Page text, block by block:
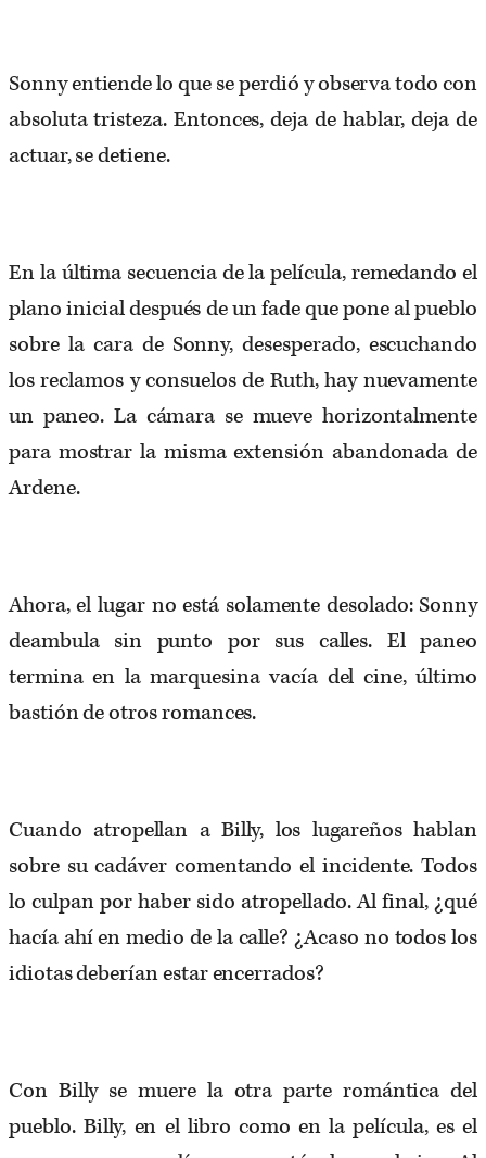
Sonny entiende lo que se perdió y observa todo con
absoluta tristeza. Entonces, deja de hablar, deja de
actuar, se detiene.
En la última secuencia de la película, remedando el
plano inicial después de un fade que pone al pueblo
sobre la cara de Sonny, desesperado, escuchando
los reclamos y consuelos de Ruth, hay nuevamente
un paneo. La cámara se mueve horizontalmente
para mostrar la misma extensión abandonada de
Ardene.
Ahora, el lugar no está solamente desolado: Sonny
deambula sin punto por sus calles. El paneo
termina en la marquesina vacía del cine, último
bastión de otros romances.
Cuando atropellan a Billy, los lugareños hablan
sobre su cadáver comentando el incidente. Todos
lo culpan por haber sido atropellado. Al final, ¿qué
hacía ahí en medio de la calle? ¿Acaso no todos los
idiotas deberían estar encerrados?
Con Billy se muere la otra parte romántica del
pueblo. Billy, en el libro como en la película, es el